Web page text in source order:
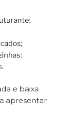
e baixa
apresentar